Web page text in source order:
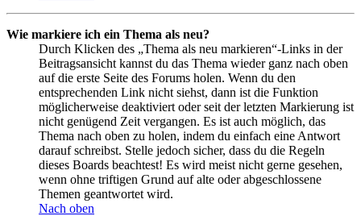
Wie markiere ich ein Thema als neu?
Durch Klicken des „Thema als neu markieren“-Links in der
Beitragsansicht kannst du das Thema wieder ganz nach oben
auf die erste Seite des Forums holen. Wenn du den
entsprechenden Link nicht siehst, dann ist die Funktion
möglicherweise deaktiviert oder seit der letzten Markierung ist
nicht genügend Zeit vergangen. Es ist auch möglich, das
Thema nach oben zu holen, indem du einfach eine Antwort
darauf schreibst. Stelle jedoch sicher, dass du die Regeln
dieses Boards beachtest! Es wird meist nicht gerne gesehen,
wenn ohne triftigen Grund auf alte oder abgeschlossene
Themen geantwortet wird.
Nach oben